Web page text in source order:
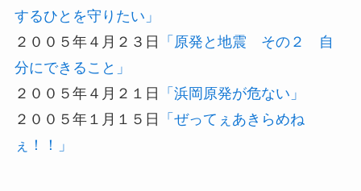
するひとを守りたい」
２００５年４月２３日
「原発と地震 その２ 自
分にできること」
２００５年４月２１日
「浜岡原発が危ない」
２００５年１月１５日
「ぜってぇあきらめね
ぇ！！」